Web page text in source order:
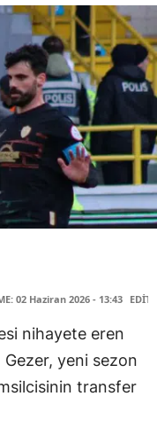
02 Haziran 2026 - 13:43
nihayete eren
Gezer, yeni sezon
transfer